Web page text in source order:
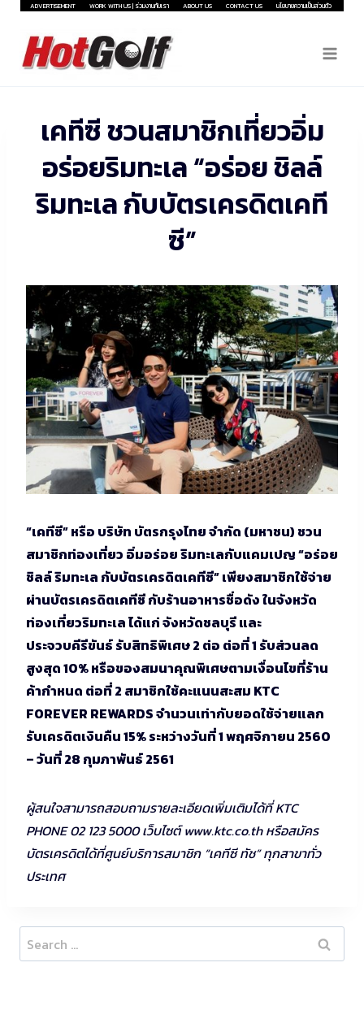
Skip
content
ADVERTISEMENT WORK WITH US | ร่วมงานกับเรา ABOUT US CONTACT US นโยบายความเป็นส่วนตัว
เคทีซี ชวนสมาชิกเที่ยวอิ่ม
อร่อยริมทะเล “อร่อย ชิลล์
ริมทะเล กับบัตรเครดิตเคที
ซี”
“เคทีซี” หรือ บริษัท บัตรกรุงไทย จำกัด (มหาชน) ชวน
สมาชิกท่องเที่ยว อิ่มอร่อย ริมทะเลกับแคมเปญ “อร่อย
ชิลล์ ริมทะเล กับบัตรเครดิตเคทีซี” เพียงสมาชิกใช้จ่าย
ผ่านบัตรเครดิตเคทีซี กับร้านอาหารชื่อดัง ในจังหวัด
ท่องเที่ยวริมทะเล ได้แก่ จังหวัดชลบุรี และ
ประจวบคีรีขันธ์ รับสิทธิพิเศษ 2 ต่อ ต่อที่ 1 รับส่วนลด
สูงสุด 10% หรือของสมนาคุณพิเศษตามเงื่อนไขที่ร้าน
ค้ากำหนด ต่อที่ 2 สมาชิกใช้คะแนนสะสม KTC
FOREVER REWARDS จำนวนเท่ากับยอดใช้จ่ายแลก
รับเครดิตเงินคืน 15% ระหว่างวันที่ 1 พฤศจิกายน 2560
– วันที่ 28 กุมภาพันธ์ 2561
ผู้สนใจสามารถสอบถามรายละเอียดเพิ่มเติมได้ที่ KTC
PHONE 02 123 5000 เว็บไซต์ www.ktc.co.th หรือสมัคร
บัตรเครดิตได้ที่ศูนย์บริการสมาชิก “เคทีซี ทัช” ทุกสาขาทั่ว
ประเทศ
Search
for: